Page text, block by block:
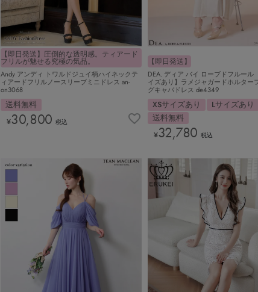
【即日発送】圧倒的な透明感。ティアード
フリルが魅せる究極の気品。
Andy アンディ トワルドジュイ柄ハイネックテ
ィアードフリルノースリーブミニドレス an-
on3068
送料無料
¥30,800 税込
【即日発送】
DEA. ディア バイ ローブドフルール
イズあり】ラメジャガードホルター
グキャバドレス de4349
XSサイズあり
Lサイズあり
送料無料
¥32,780 税込